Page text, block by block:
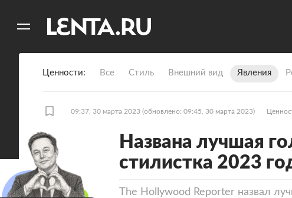
Ценности Все Стиль Внешний вид Явления
09:37, 30 марта 2023 (обновлено: 09:45, 30 марта 2023)
Названа лучшая
стилистка 2023
The Hollywood Reporter назвал